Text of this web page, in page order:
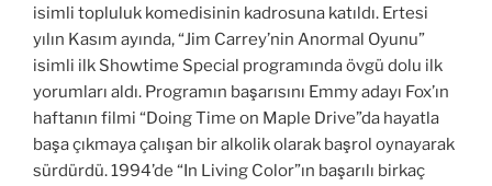
isimli topluluk komedisinin kadrosuna katıldı. Ertesi
yılın Kasım ayında, “Jim Carrey’nin Anormal Oyunu”
isimli ilk Showtime Special programında övgü dolu ilk
yorumları aldı. Programın başarısını Emmy adayı Fox’ın
haftanın filmi “Doing Time on Maple Drive”da hayatla
başa çıkmaya çalışan bir alkolik olarak başrol oynayarak
sürdürdü. 1994’de “In Living Color”ın başarılı birkaç